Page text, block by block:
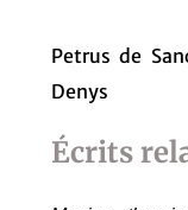
Petrus de
Denys
Écrits